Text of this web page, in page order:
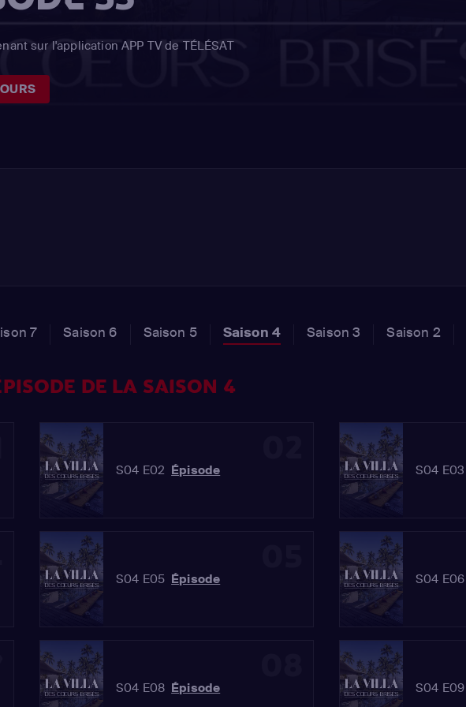
sur l'application APP TV de TÉLÉSAT
7 Saison 6 Saison 5 Saison 4 Saison 3 Saison 2
DE LA SAISON 4
S04 E02 Épisode S04 E03
S04 E05 Épisode S04 E06
S04 E08 Épisode S04 E09